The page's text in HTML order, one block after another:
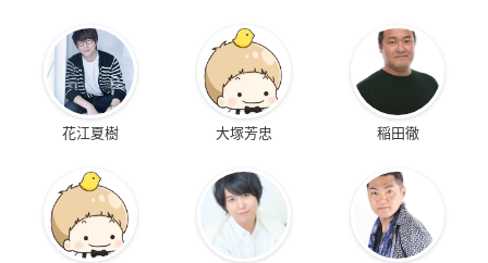
花江夏樹 大塚芳忠 稲田徹